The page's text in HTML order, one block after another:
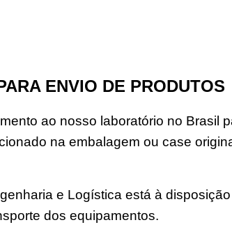
ENVIO DE PRODUTOS
ao nosso laboratório no
na embalagem ou case
e Logística está à
dos equipamentos.